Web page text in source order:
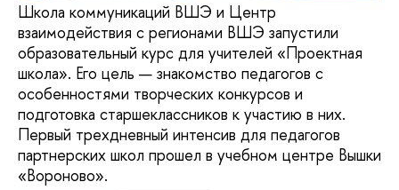
Школа коммуникаций ВШЭ и Центр
взаимодействия с регионами ВШЭ запустили
образовательный курс для учителей «Проектная
школа». Его цель — знакомство педагогов с
особенностями творческих конкурсов и
подготовка старшеклассников к участию в них.
Первый трехдневный интенсив для педагогов
партнерских школ прошел в учебном центре Вышки
«Вороново».